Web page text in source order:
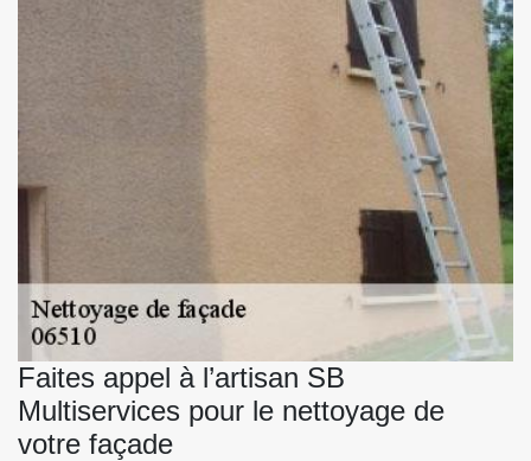
Faites appel à l’artisan SB
Multiservices pour le nettoyage de
votre façade